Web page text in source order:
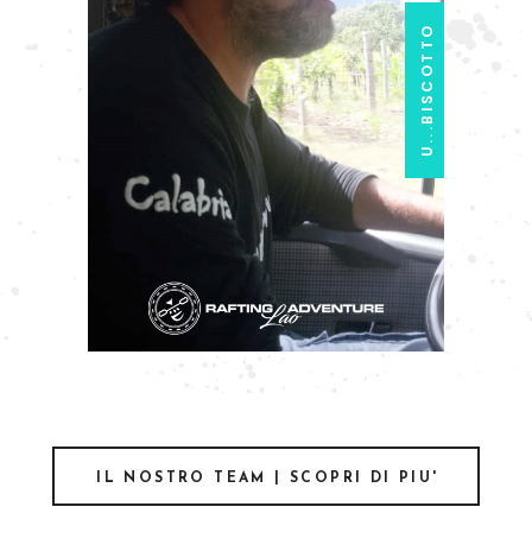
U...BISCOTTO
IL NOSTRO TEAM | SCOPRI DI PIU'